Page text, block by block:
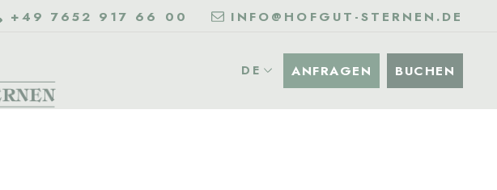
+49 7652 917 66 00 INFO@HOFGUT-STERNEN.DE
DE ANFRAGEN BUCHEN